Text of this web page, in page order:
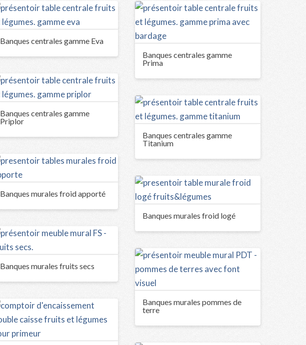
Banques centrales gamme Eva
Banques centrales gamme
Prima
Banques centrales gamme
Priplor
Banques centrales gamme
Titanium
Banques murales froid apporté
Banques murales froid logé
Banques murales fruits secs
Banques murales pommes de
terre